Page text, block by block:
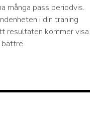
många pass periodvis.
i din träning
resultaten kommer visa